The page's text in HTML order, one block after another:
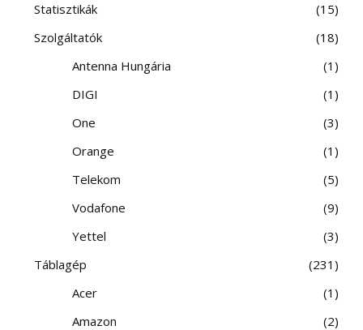
Statisztikák
15
Szolgáltatók
18
Antenna Hungária
1
DIGI
1
One
3
Orange
1
Telekom
5
Vodafone
9
Yettel
3
Táblagép
231
Acer
1
Amazon
2